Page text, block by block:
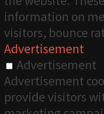
information on
visitors, bounce
Advertisement
Advertisement
Advertisement
provide visitors